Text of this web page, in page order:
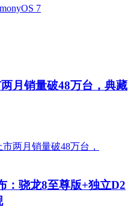
月销量破48万台，典藏
：骁龙8至尊版+独立D2